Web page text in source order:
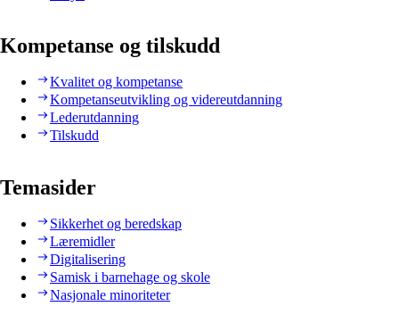
Kompetanse og tilskudd
Kvalitet og kompetanse
Kompetanseutvikling og videreutdanning
Lederutdanning
Tilskudd
Temasider
Sikkerhet og beredskap
Læremidler
Digitalisering
Samisk i barnehage og skole
Nasjonale minoriteter